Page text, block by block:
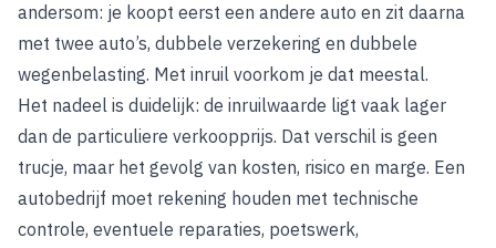
andersom: je koopt eerst een andere auto en zit daarna
met twee auto’s, dubbele verzekering en dubbele
wegenbelasting. Met inruil voorkom je dat meestal.
Het nadeel is duidelijk: de inruilwaarde ligt vaak lager
dan de particuliere verkoopprijs. Dat verschil is geen
trucje, maar het gevolg van kosten, risico en marge. Een
autobedrijf moet rekening houden met technische
controle, eventuele reparaties, poetswerk,